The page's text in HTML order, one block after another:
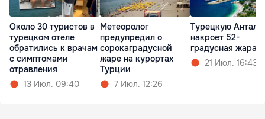
Около 30 туристов в
турецком отеле
обратились к врачам
с симптомами
отравления
13 Июл. 09:40
Метеоролог
предупредил о
сорокаградусной
жаре на курортах
Турции
7 Июл. 12:26
Турецкую
накроет 52-
градусная жара
21 Июл. 16:43